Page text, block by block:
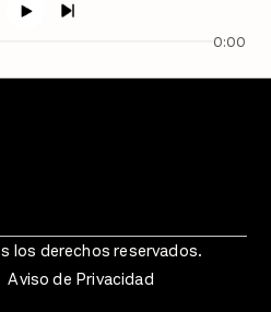
0:00
derechos reservados.
Aviso de Privacidad